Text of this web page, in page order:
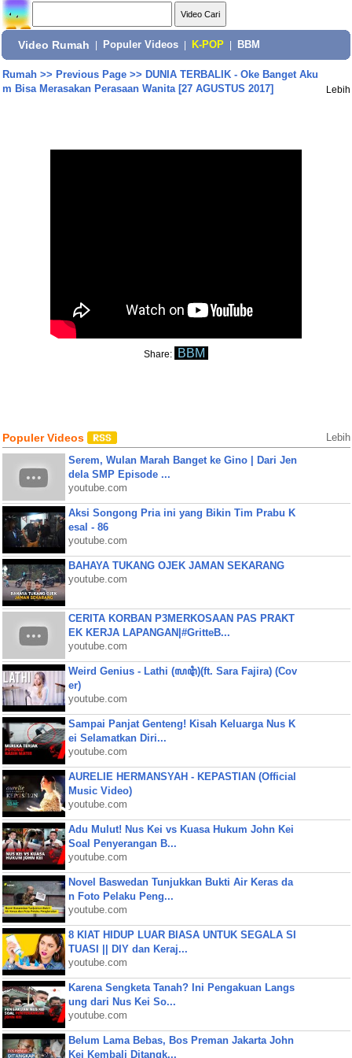
Video Rumah Populer Videos K-POP BBM
Rumah>> Previous Page>> DUNIA TERBALIK - Oke Banget Aku
m Bisa Merasakan Perasaan Wanita [27 AGUSTUS 2017]
Lebih
Share: BBM
Populer Videos Lebih
Serem, Wulan Marah Banget ke Gino | Dari Jen
dela SMP Episode ...
youtube.com
Aksi Songong Pria ini yang Bikin Tim Prabu K
esal - 86
youtube.com
BAHAYA TUKANG OJEK JAMAN SEKARANG
youtube.com
CERITA KORBAN P3MERKOSAAN PAS PRAKT
EK KERJA LAPANGAN|#GritteB...
youtube.com
Weird Genius - Lathi (ꦭꦛꦶ)(ft. Sara Fajira) (Cov
er)
youtube.com
Sampai Panjat Genteng! Kisah Keluarga Nus K
ei Selamatkan Diri...
youtube.com
AURELIE HERMANSYAH - KEPASTIAN (Official
Music Video)
youtube.com
Adu Mulut! Nus Kei vs Kuasa Hukum John Kei
Soal Penyerangan B...
youtube.com
Novel Baswedan Tunjukkan Bukti Air Keras da
n Foto Pelaku Peng...
youtube.com
8 KIAT HIDUP LUAR BIASA UNTUK SEGALA SI
TUASI || DIY dan Keraj...
youtube.com
Karena Sengketa Tanah? Ini Pengakuan Langs
ung dari Nus Kei So...
youtube.com
Belum Lama Bebas, Bos Preman Jakarta John
Kei Kembali Ditangk...